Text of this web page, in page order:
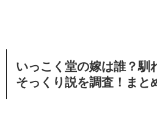
いっこく堂の嫁は誰？馴
そっくり説を調査！まと